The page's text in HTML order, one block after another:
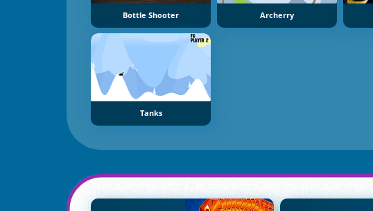
Bottle Shooter Archerry
Tanks